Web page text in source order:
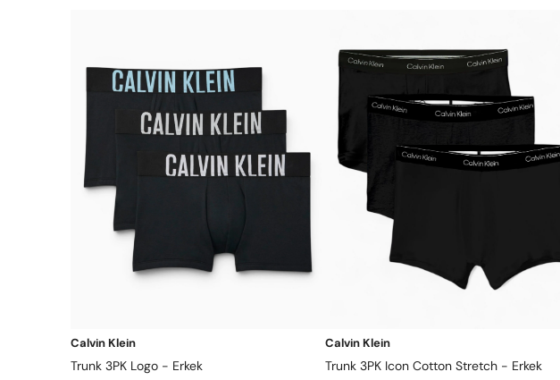
Calvin Klein
Trunk 3PK Logo - Erkek
Calvin Klein
Trunk 3PK Icon Cotton Stretch - Erkek